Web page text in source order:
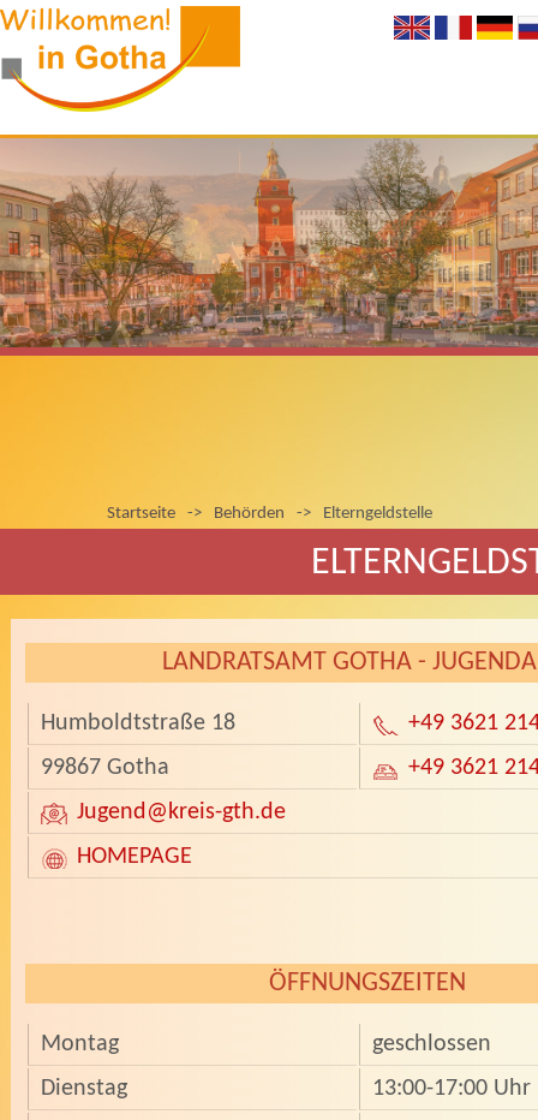
Startseite -> Behörden -> Elterngeldstelle
LANDRATSAMT GOTHA -
Humboldtstraße 18
+49 3621
99867 Gotha
+49 3621
Jugend@kreis-gth.de
HOMEPAGE
ÖFFNUNGSZEITEN
Montag
geschlossen
Dienstag
13:00-17:00 Uhr